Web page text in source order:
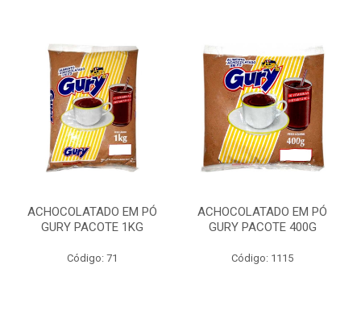
ACHOCOLATADO EM PÓ
GURY PACOTE 1KG
Código: 71
ACHOCOLATADO EM PÓ
GURY PACOTE 400G
Código: 1115